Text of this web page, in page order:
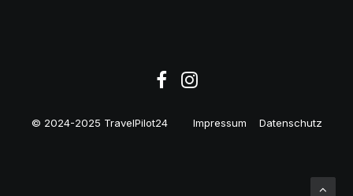
© 2024-2025 TravelPilot24 Impressum Datenschutz